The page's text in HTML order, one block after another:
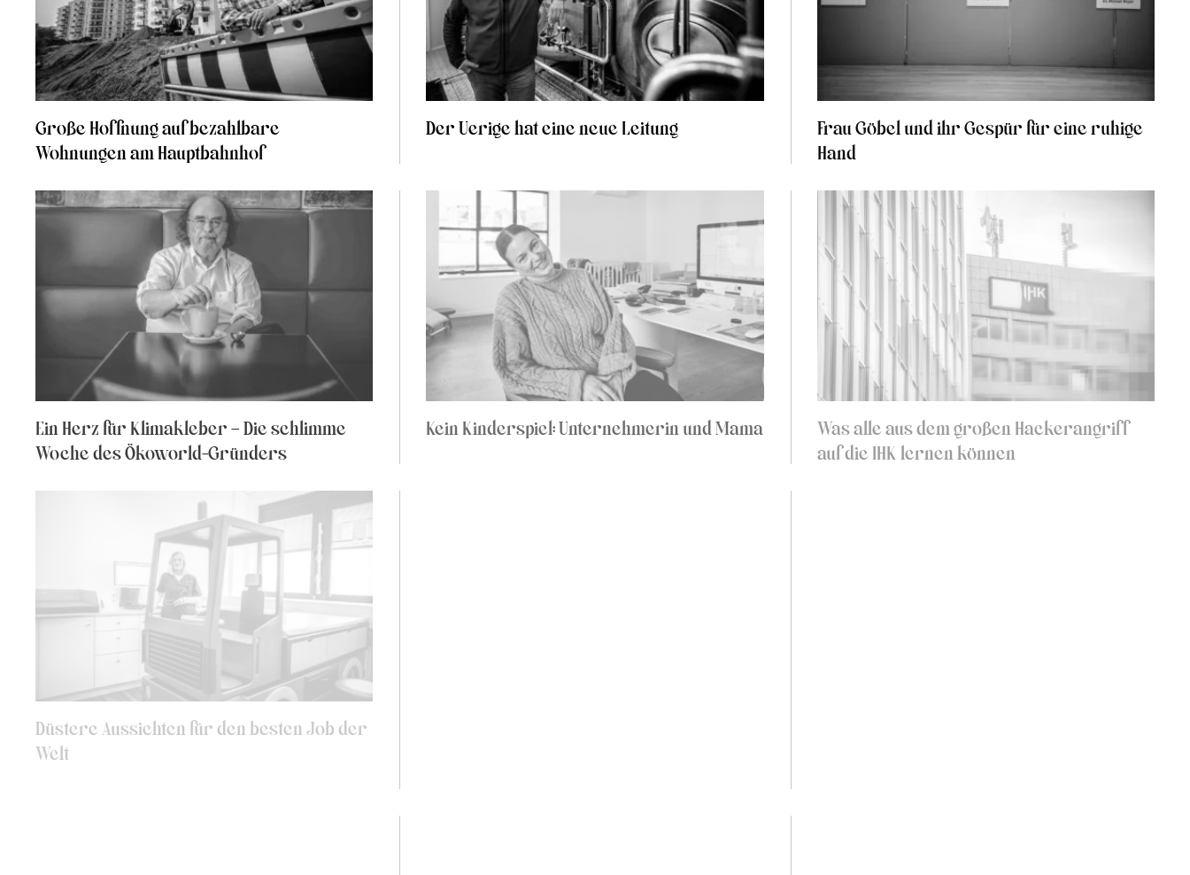
Große Hoffnung auf bezahlbare
Wohnungen am Hauptbahnhof
Der Uerige hat eine neue Leitung
Frau Göbel und ihr Gespür für eine ruhige
Hand
Ein Herz für Klimakleber – Die schlimme
Woche des Ökoworld-Gründers
Kein Kinderspiel: Unternehmerin und Mama
Was alle aus dem großen Hackerangriff
auf die IHK lernen können
Düstere Aussichten für den besten Job der
Welt